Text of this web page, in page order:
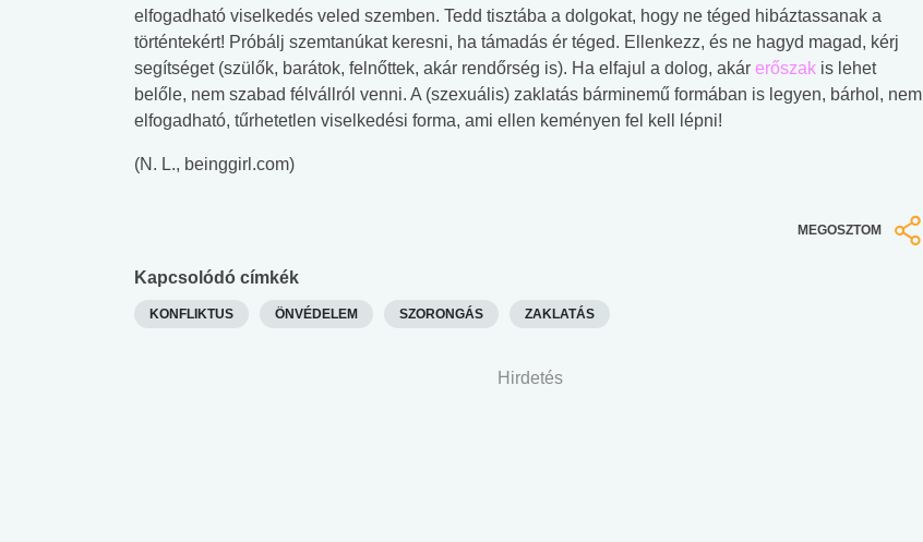
elfogadható viselkedés veled szemben. Tedd tisztába a dolgokat, hogy ne téged hibáztassanak a
történtekért! Próbálj szemtanúkat keresni, ha támadás ér téged. Ellenkezz, és ne hagyd magad, kérj
segítséget (szülők, barátok, felnőttek, akár rendőrség is). Ha elfajul a dolog, akár erőszak is lehet
belőle, nem szabad félvállról venni. A (szexuális) zaklatás bárminemű formában is legyen, bárhol, nem
elfogadható, tűrhetetlen viselkedési forma, ami ellen keményen fel kell lépni!
(N. L., beinggirl.com)
MEGOSZTOM
Kapcsolódó címkék
KONFLIKTUS ÖNVÉDELEM SZORONGÁS ZAKLATÁS
Hirdetés
#Zöldövezet
Mekkora az ökológiai
lábnyomod?
#Betegségek
Elsősegély
tudásteszt
#Suli, munka
Angol középfokú
nyelvvizsga teszt -
No.42
#Suli, munka
Internet-függőség
teszt